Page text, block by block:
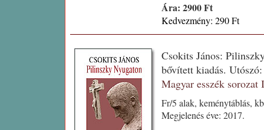
Ára: 2900 Ft
Kedvezmény: 290 Ft
Csokits János:
bővített kiadás.
Magyar esszék sorozat
Fr/5 alak, keménytáblás,
Megjelenés éve: 2017.